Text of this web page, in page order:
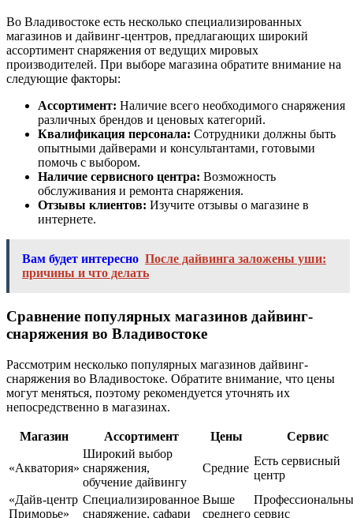
Во Владивостоке есть несколько специализированных
магазинов и дайвинг-центров, предлагающих широкий
ассортимент снаряжения от ведущих мировых
производителей. При выборе магазина обратите внимание на
следующие факторы:
Ассортимент: Наличие всего необходимого снаряжения
различных брендов и ценовых категорий.
Квалификация персонала: Сотрудники должны быть
опытными дайверами и консультантами, готовыми
помочь с выбором.
Наличие сервисного центра: Возможность
обслуживания и ремонта снаряжения.
Отзывы клиентов: Изучите отзывы о магазине в
интернете.
Вам будет интересно После дайвинга заложены уши:
причины и что делать
Сравнение популярных магазинов дайвинг-
снаряжения во Владивостоке
Рассмотрим несколько популярных магазинов дайвинг-
снаряжения во Владивостоке. Обратите внимание, что цены
могут меняться, поэтому рекомендуется уточнять их
непосредственно в магазинах.
Магазин Ассортимент Цены Сервис
«Акватория»
Широкий выбор
снаряжения,
обучение дайвингу
Средние
Есть сервисный
центр
«Дайв-центр
Приморье»
Специализированное
снаряжение, сафари
Выше
среднего сервис